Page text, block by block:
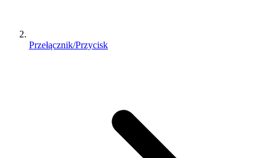
Przełącznik/Przycisk